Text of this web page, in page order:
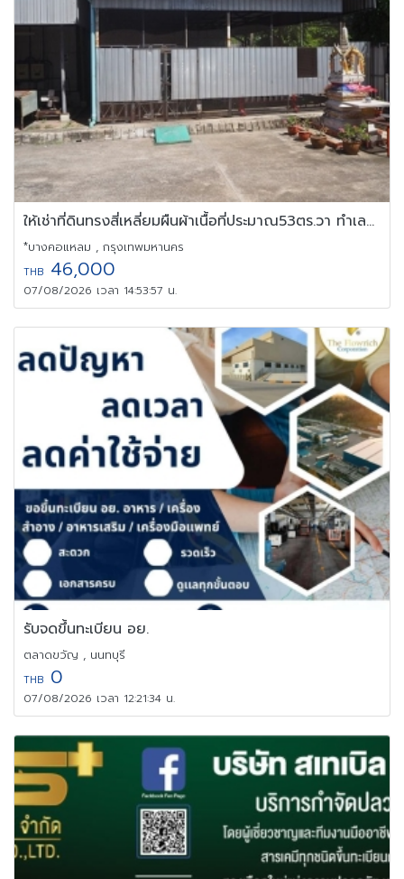
ให้เช่าที่ดินทรงสี่เหลี่ยมผืนผ้าเนื้อที่ประมาณ53ตร.วา ทำเลทอง
*บางคอแหลม , กรุงเทพมหานคร
THB 46,000
07/08/2026 เวลา 14:53:57 น.
รับจดขึ้นทะเบียน อย.
ตลาดขวัญ , นนทบุรี
THB 0
07/08/2026 เวลา 12:21:34 น.